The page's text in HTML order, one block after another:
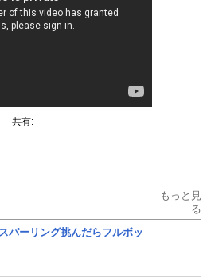
共有:
もっと見
る
パーリング挑んだらフルボッ